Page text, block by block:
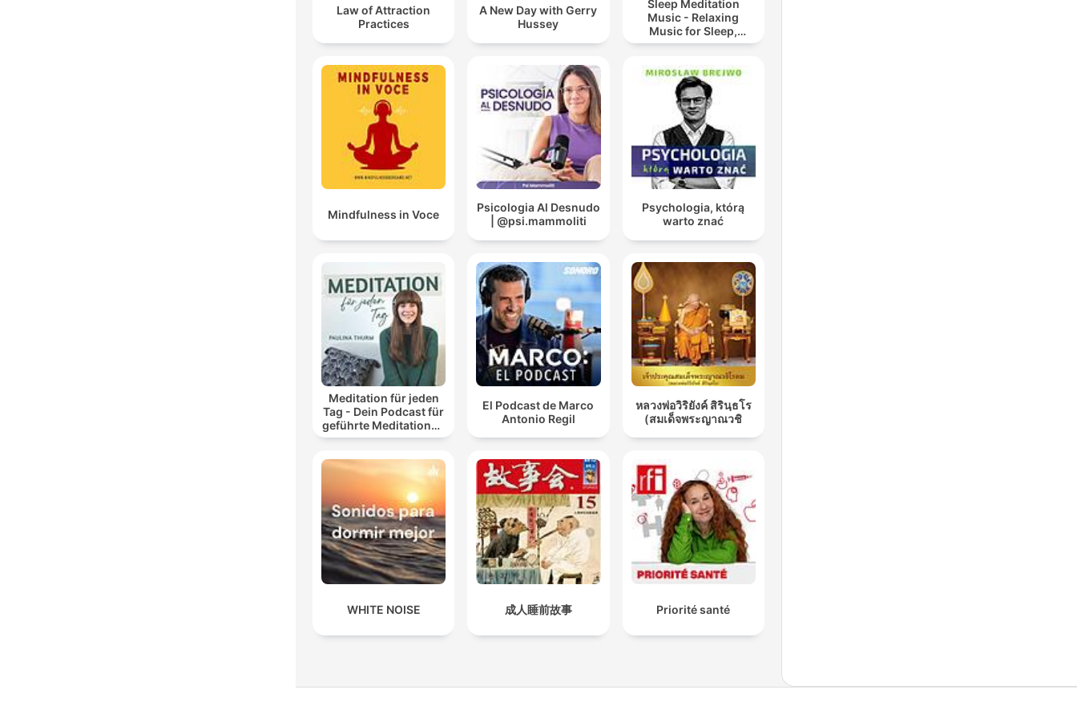
Law of Attraction
Practices
A New Day with Gerry
Hussey
Sleep Meditation
Music - Relaxing
Music for Sleep,
Meditation &
Mindfulness in Voce
Psicologia Al Desnudo
| @psi.mammoliti
Psychologia, którą
warto znać
Meditation für jeden
Tag - Dein Podcast für
geführte Meditationen
und Entspannung
El Podcast de Marco
Antonio Regil
หลวงพ่อวิริยังค์ สิรินฺธโร
(สมเด็จพระญาณวชิ
WHITE NOISE 成人睡前故事 Priorité santé